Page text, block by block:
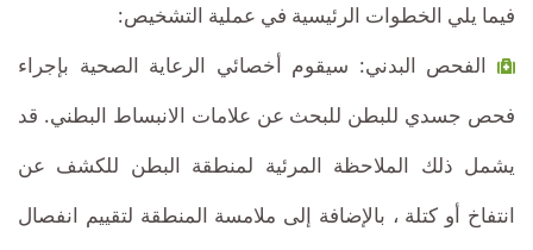
فيما يلي الخطوات الرئيسية في عملية التشخيص:
الفحص البدني: سيقوم أخصائي الرعاية الصحية بإجراء
فحص جسدي للبطن للبحث عن علامات الانبساط البطني. قد
يشمل ذلك الملاحظة المرئية لمنطقة البطن للكشف عن
انتفاخ أو كتلة ، بالإضافة إلى ملامسة المنطقة لتقييم انفصال